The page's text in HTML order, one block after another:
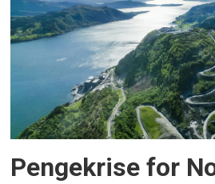
Pengekrise for